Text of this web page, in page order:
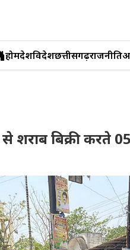
होमदेशविदेशछत्तीसगढ़राजनीति
शराब बिक्री करते